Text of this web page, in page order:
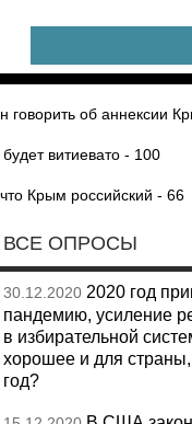
говорить об аннексии
витиевато - 100
Крым российский - 66
ВСЕ ОПРОСЫ
30.12.2020 2020 год
пандемию, усиление
в избирательной
хорошее и для
год?